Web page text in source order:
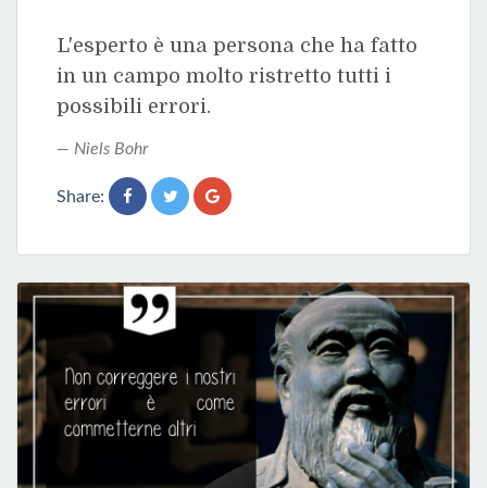
L'esperto è una persona che ha fatto
in un campo molto ristretto tutti i
possibili errori.
Niels Bohr
Share: